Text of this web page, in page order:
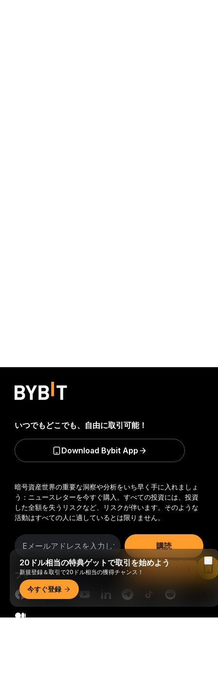
暗号資産世界の重要な洞察や分析をいち早く手に入れましょ
う：ニュースレターを今すぐ購入。 すべての投資には、投資
した全額を失うリスクなど、リスクが伴います。そのような
活動はすべての人に適しているとは限りません。
購読
フォローする
いつでもどこでも、自由に取引可能！
Download Bybit App
20ドル相当の特典ゲットで取引を始めよう
新規登録＆取引で20ドル相当の獲得チャンス！
今すぐ登録
Bybitアプリで読む